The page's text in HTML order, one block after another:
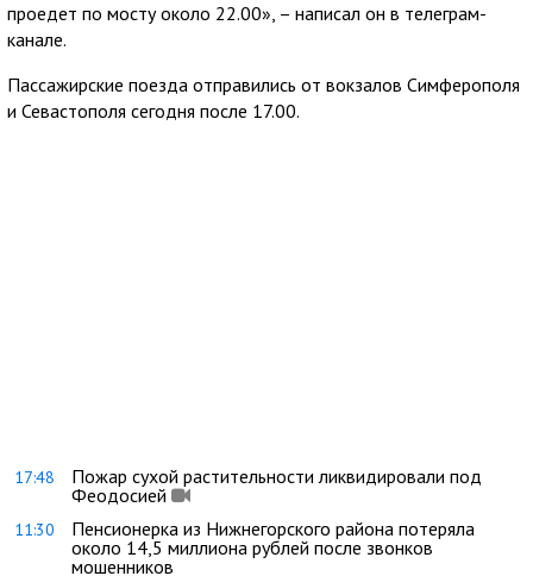
проедет по мосту около 22.00», – написал он в телеграм-
канале.
Пассажирские поезда отправились от вокзалов Симферополя
и Севастополя сегодня после 17.00.
17:48
Пожар сухой растительности ликвидировали под
Феодосией
11:30
Пенсионерка из Нижнегорского района потеряла
около 14,5 миллиона рублей после звонков
мошенников